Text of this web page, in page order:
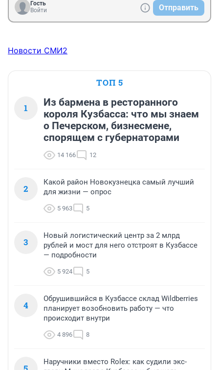
Гость
Войти
Отправить
Новости СМИ2
ТОП 5
1
Из бармена в ресторанного
короля Кузбасса: что мы знаем
о Печерском, бизнесмене,
спорящем с губернаторами
14 166 12
2
Какой район Новокузнецка самый лучший
для жизни — опрос
5 963 5
3
Новый логистический центр за 2 млрд
рублей и мост для него отстроят в Кузбассе
— подробности
5 924 5
4
Обрушившийся в Кузбассе склад Wildberries
планирует возобновить работу — что
происходит внутри
4 896 8
Наручники вместо Rolex: как судили экс-